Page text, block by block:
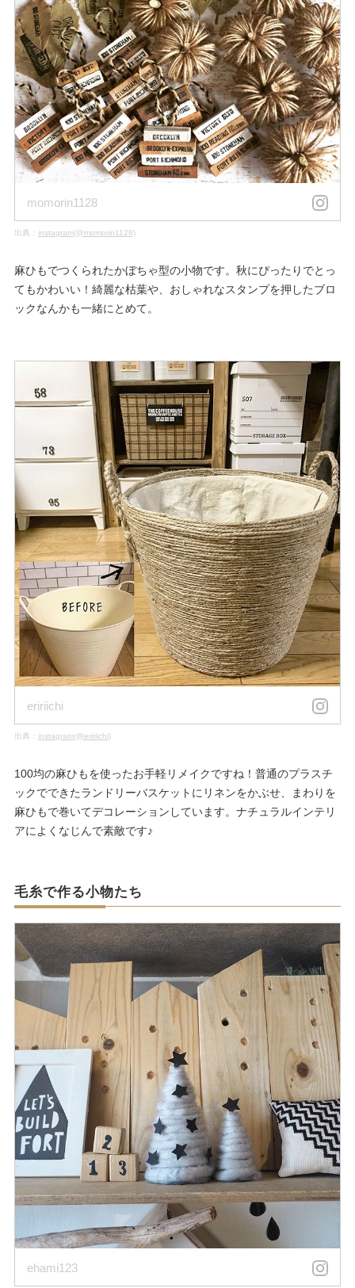
momorin1128
出典： instagram(@momorin1128)
麻ひもでつくられたかぼちゃ型の小物です。秋にぴったりでとっ
てもかわいい！綺麗な枯葉や、おしゃれなスタンプを押したブロ
ックなんかも一緒にとめて。
eririichi
出典： instagram(@eririichi)
100均の麻ひもを使ったお手軽リメイクですね！普通のプラスチ
ックでできたランドリーバスケットにリネンをかぶせ、まわりを
麻ひもで巻いてデコレーションしています。ナチュラルインテリ
アによくなじんで素敵です♪
毛糸で作る小物たち
ehami123